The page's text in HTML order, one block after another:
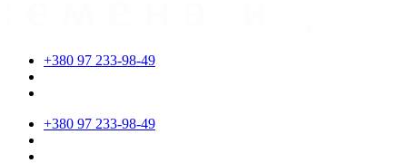
+380 97 233-98-49
+380 97 233-98-49